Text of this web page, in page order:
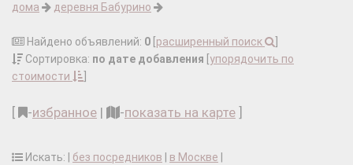
дома
деревня Бабурино
Найдено объявлений: 0 расширенный поиск
Сортировка: по дате добавления упорядочить по
стоимости
-избранное | -показать на карте
Искать: | без посредников в Москве